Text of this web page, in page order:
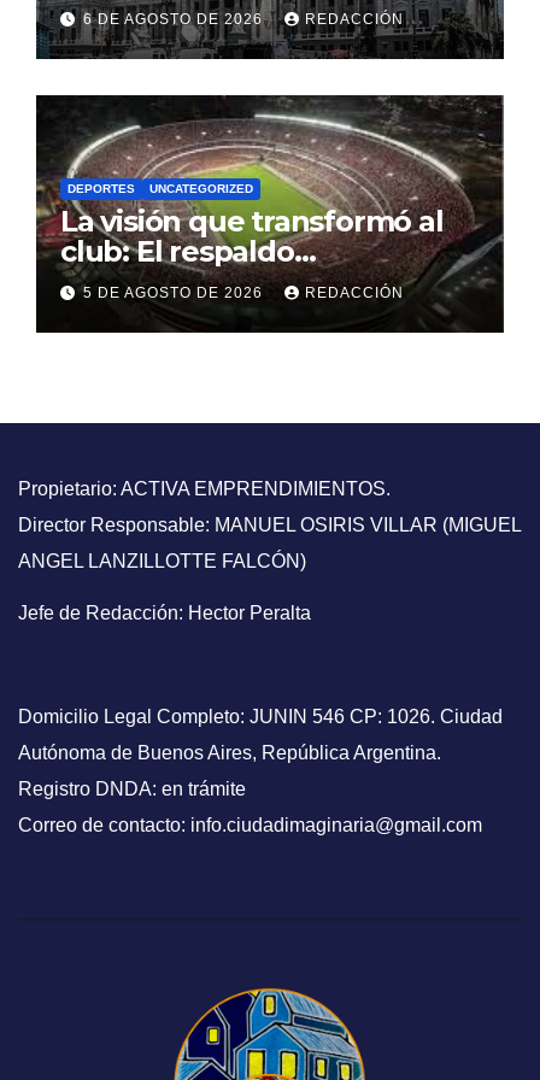
el Capítulo III de la Ley de
Tierras y las claves de la
marcha de este mediodía
6 DE AGOSTO DE 2026 REDACCIÓN
DEPORTES UNCATEGORIZED
La visión que transformó al
club: El respaldo
contundente a una gestión
directiva que puso a River en
la elite mundial
5 DE AGOSTO DE 2026 REDACCIÓN
Propietario: ACTIVA EMPRENDIMIENTOS.
Director Responsable: MANUEL OSIRIS VILLAR (MIGUEL
ANGEL LANZILLOTTE FALCÓN)
Jefe de Redacción: Hector Peralta
Domicilio Legal Completo: JUNIN 546 CP: 1026. Ciudad
Autónoma de Buenos Aires, República Argentina.
Registro DNDA: en trámite
Correo de contacto: info.ciudadimaginaria@gmail.com